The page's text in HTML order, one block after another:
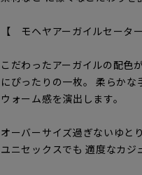
【 モヘヤアーガイルセータ
こだわったアーガイルの配色
にぴったりの一枚。 柔らか
ウォーム感を演出します。
オーバーサイズ過ぎないゆと
ユニセックスでも 適度なカジ